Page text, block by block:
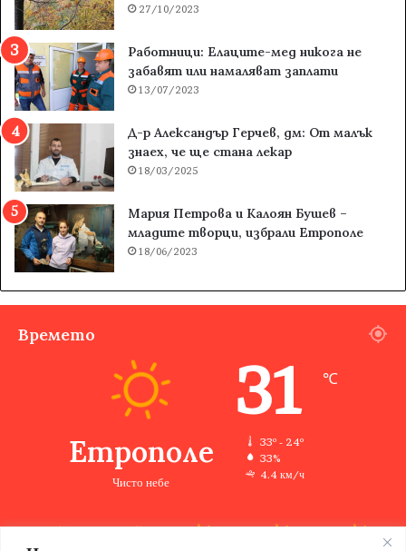
27/10/2023
Работници: Елаците-мед никога не
забавят или намаляват заплати
13/07/2023
Д-р Александър Герчев, дм: От малък
знаех, че ще стана лекар
18/03/2025
Мария Петрова и Калоян Бушев –
младите творци, избрали Етрополе
18/06/2023
Времето
Етрополе
Чисто небе
31 ℃
33º - 24º
33%
4.4 км/ч